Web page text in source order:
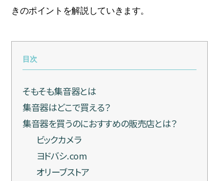
きのポイントを解説していきます。
目次
そもそも集音器とは
集音器はどこで買える？
集音器を買うのにおすすめの販売店とは？
ビックカメラ
ヨドバシ.com
オリーブストア